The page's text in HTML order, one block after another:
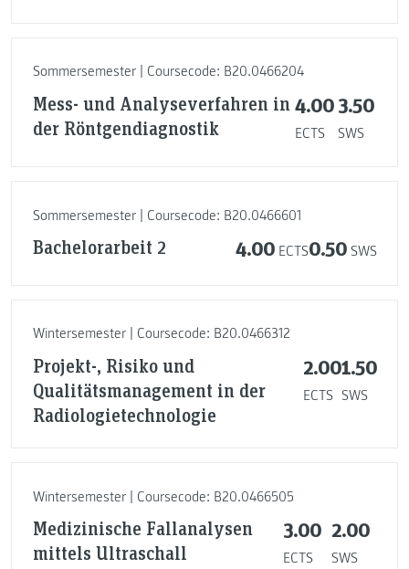
Sommersemester | Coursecode: B20.0466204
Mess- und Analyseverfahren in
der Röntgendiagnostik
4.00
ECTS
3.50
SWS
Sommersemester | Coursecode: B20.0466601
Bachelorarbeit 2 4.00 ECTS0.50 SWS
Wintersemester | Coursecode: B20.0466312
Projekt-, Risiko und
Qualitätsmanagement in der
Radiologietechnologie
2.00
ECTS
1.50
SWS
Wintersemester | Coursecode: B20.0466505
Medizinische Fallanalysen
mittels Ultraschall
3.00
ECTS
2.00
SWS